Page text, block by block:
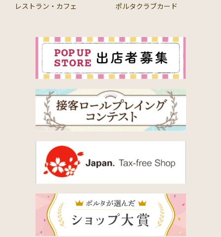
レストラン・カフェ ポルタクラブカード